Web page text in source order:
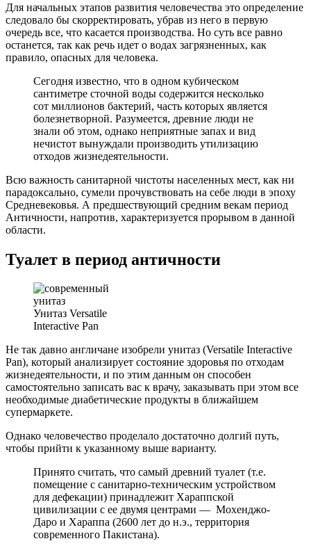
Для начальных этапов развития человечества это определение
следовало бы скорректировать, убрав из него в первую
очередь все, что касается производства. Но суть все равно
останется, так как речь идет о водах загрязненных, как
правило, опасных для человека.
Сегодня известно, что в одном кубическом
сантиметре сточной воды содержится несколько
сот миллионов бактерий, часть которых является
болезнетворной. Разумеется, древние люди не
знали об этом, однако неприятные запах и вид
нечистот вынуждали производить утилизацию
отходов жизнедеятельности.
Всю важность санитарной чистоты населенных мест, как ни
парадоксально, сумели прочувствовать на себе люди в эпоху
Средневековья. А предшествующий средним векам период
Античности, напротив, характеризуется прорывом в данной
области.
Туалет в период античности
Унитаз Versatile
Interactive Pan
Не так давно англичане изобрели унитаз (Versatile Interactive
Pan), который анализирует состояние здоровья по отходам
жизнедеятельности, и по этим данным он способен
самостоятельно записать вас к врачу, заказывать при этом все
необходимые диабетические продукты в ближайшем
супермаркете.
Однако человечество проделало достаточно долгий путь,
чтобы прийти к указанному выше варианту.
Принято считать, что самый древний туалет (т.е.
помещение с санитарно-техническим устройством
для дефекации) принадлежит Хараппской
цивилизации с ее двумя центрами — Мохенджо-
Даро и Хараппа (2600 лет до н.э., территория
современного Пакистана).